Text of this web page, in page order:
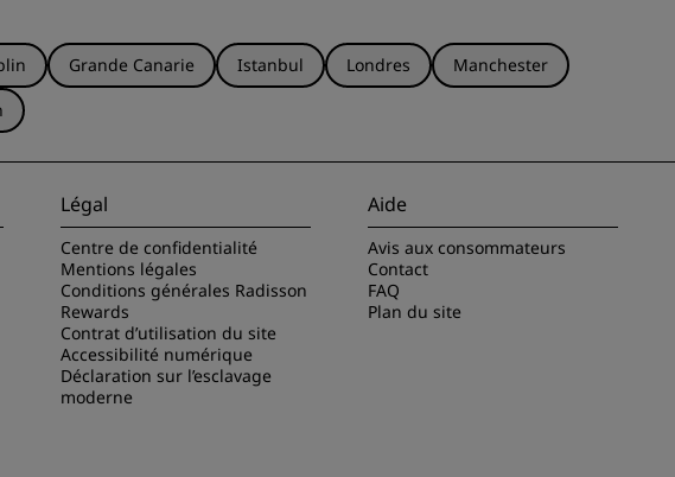
Grande Canarie Istanbul Londres
Manchester
Légal
Centre de confidentialité
Mentions légales
Conditions générales Radisson
Rewards
Contrat d’utilisation du site
Accessibilité numérique
Déclaration sur l’esclavage
moderne
Aide
Avis aux consommateurs
Contact
FAQ
Plan du site